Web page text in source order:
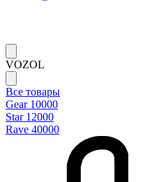
VOZOL
Все товары
Gear 10000
Star 12000
Rave 40000